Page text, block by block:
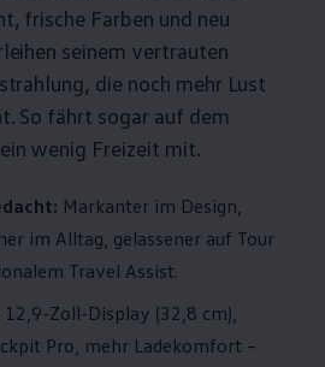
frische Farben und neu
seinem vertrauten
die noch mehr Lust
So fährt sogar auf dem
wenig Freizeit mit.
Markanter im Design,
im Alltag, gelassener auf Tour
Travel Assist.
12,9-Zoll-Display (32,8 cm),
Pro, mehr Ladekomfort –